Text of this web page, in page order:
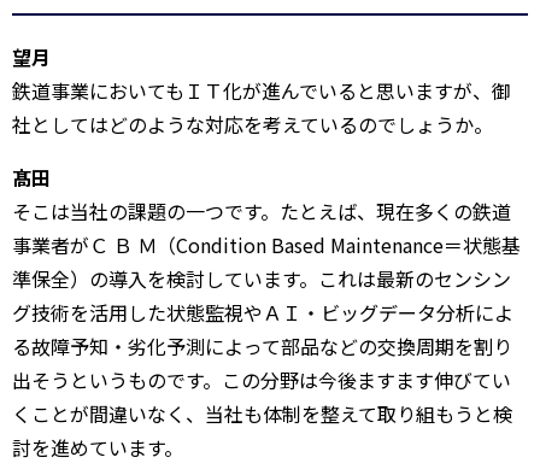
望月
鉄道事業においてもＩＴ化が進んでいると思いますが、御
社としてはどのような対応を考えているのでしょうか。
髙田
そこは当社の課題の一つです。たとえば、現在多くの鉄道
事業者がＣ Ｂ Ｍ（Condition Based Maintenance＝状態基
準保全）の導入を検討しています。これは最新のセンシン
グ技術を活用した状態監視やＡＩ・ビッグデータ分析によ
る故障予知・劣化予測によって部品などの交換周期を割り
出そうというものです。この分野は今後ますます伸びてい
くことが間違いなく、当社も体制を整えて取り組もうと検
討を進めています。